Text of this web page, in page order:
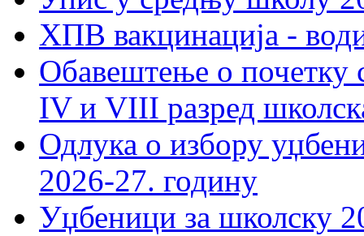
ХПВ вакцинација -
Обавештење о почетку
IV и VIII разред
Одлука о избору
2026-27. годину
Уџбеници за школску